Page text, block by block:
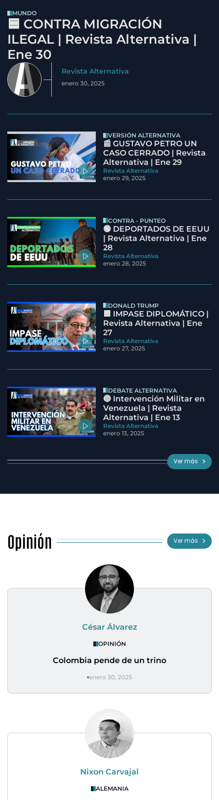
MUNDO
🟦 CONTRA MIGRACIÓN
ILEGAL | Revista Alternativa |
Ene 30
Revista Alternativa
enero 30, 2025
VERSIÓN ALTERNATIVA
📰 GUSTAVO PETRO UN
CASO CERRADO | Revista
Alternativa | Ene 29
Revista Alternativa
enero 29, 2025
CONTRA - PUNTEO
🟢 DEPORTADOS DE EEUU
| Revista Alternativa | Ene
28
Revista Alternativa
enero 28, 2025
DONALD TRUMP
🟦 IMPASE DIPLOMÁTICO |
Revista Alternativa | Ene
27
Revista Alternativa
enero 27, 2025
DEBATE ALTERNATIVA
🔵 Intervención Militar en
Venezuela | Revista
Alternativa | Ene 13
Revista Alternativa
enero 13, 2025
Ver más
Opinión Ver más
César Álvarez
OPINIÓN
Colombia pende de un trino
enero 30, 2025
Nixon Carvajal
ALEMANIA